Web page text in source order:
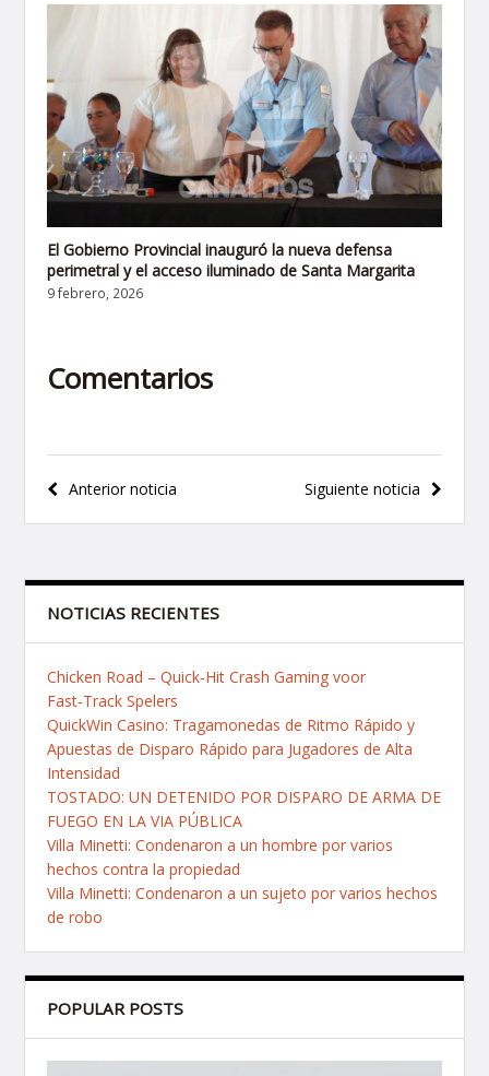
El Gobierno Provincial inauguró la nueva defensa
perimetral y el acceso iluminado de Santa Margarita
9 febrero, 2026
Comentarios
Navegación
de
Siguiente noticia
Anterior noticia
NOTICIAS RECIENTES
Chicken Road – Quick‑Hit Crash Gaming voor
Fast‑Track Spelers
QuickWin Casino: Tragamonedas de Ritmo Rápido y
Apuestas de Disparo Rápido para Jugadores de Alta
Intensidad
TOSTADO: UN DETENIDO POR DISPARO DE ARMA DE
FUEGO EN LA VIA PÚBLICA
Villa Minetti: Condenaron a un hombre por varios
hechos contra la propiedad
Villa Minetti: Condenaron a un sujeto por varios hechos
de robo
POPULAR POSTS